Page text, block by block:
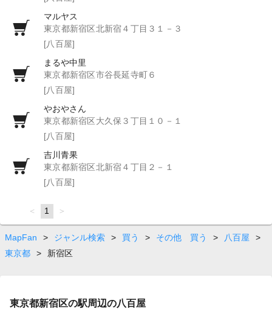
マルヤス
東京都新宿区北新宿４丁目３１－３
[八百屋]
まるや中里
東京都新宿区市谷長延寺町６
[八百屋]
やおやさん
東京都新宿区大久保３丁目１０－１
[八百屋]
吉川青果
東京都新宿区北新宿４丁目２－１
[八百屋]
page
You're
on
page
1 page
MapFan > ジャンル検索 > 買う > その他 買う > 八百屋
>
東京都
> 新宿区
東京都新宿区の駅周辺の八百屋